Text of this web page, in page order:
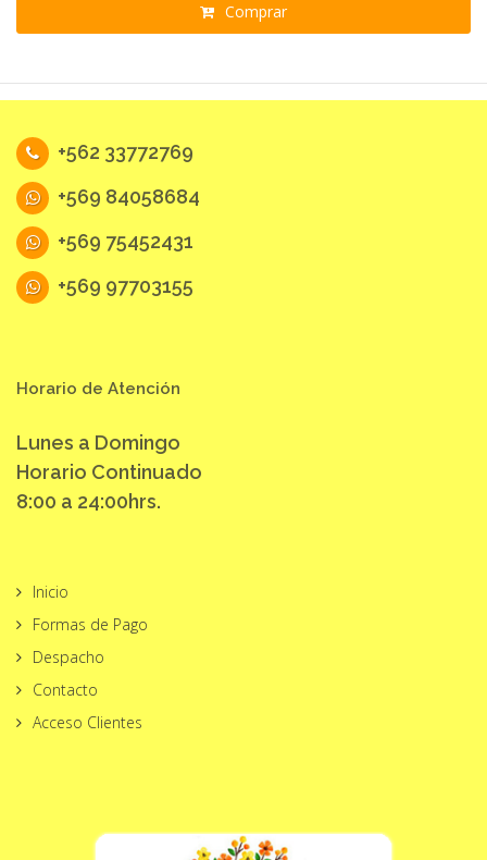
Comprar
+562 33772769
+569 84058684
+569 75452431
+569 97703155
Horario de Atención
Lunes a Domingo
Horario Continuado
8:00 a 24:00hrs.
Inicio
Formas de Pago
Despacho
Contacto
Acceso Clientes